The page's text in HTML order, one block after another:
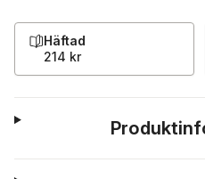
Häftad
214 kr